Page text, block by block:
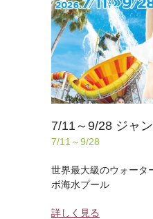
7/11～9/28 ジャ
7/11～9/28
世界最大級のウォータ
ボ海水プール
詳しく見る